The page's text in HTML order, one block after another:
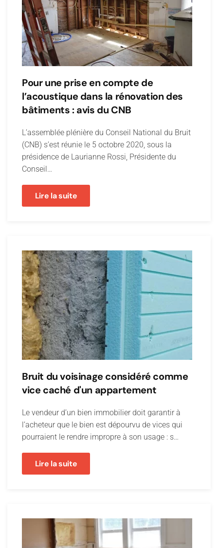
Pour une prise en compte de
l’acoustique dans la rénovation des
bâtiments : avis du CNB
L’assemblée plénière du Conseil National du Bruit
(CNB) s’est réunie le 5 octobre 2020, sous la
présidence de Laurianne Rossi, Présidente du
Conseil…
Lire la suite
Bruit du voisinage considéré comme
vice caché d'un appartement
Le vendeur d’un bien immobilier doit garantir à
l’acheteur que le bien est dépourvu de vices qui
pourraient le rendre impropre à son usage : s…
Lire la suite